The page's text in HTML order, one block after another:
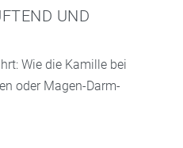
UND
Wie die Kamille bei
oder Magen-Darm-